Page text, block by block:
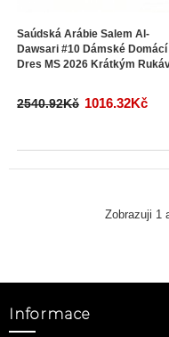
Saúdská Arábie Salem Al-
Dawsari #10 Dámské Domácí
Dres MS 2026 Krátkým
2540.92Kč 1016.32Kč
Zobrazuji 1
Informace